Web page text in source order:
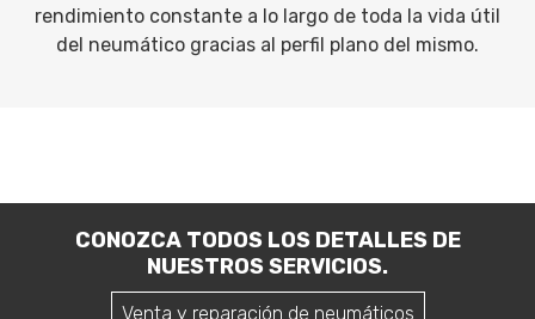
rendimiento constante a lo largo de toda la vida útil
del neumático gracias al perfil plano del mismo.
CONOZCA TODOS LOS DETALLES DE
NUESTROS SERVICIOS.
Venta y reparación de neumáticos